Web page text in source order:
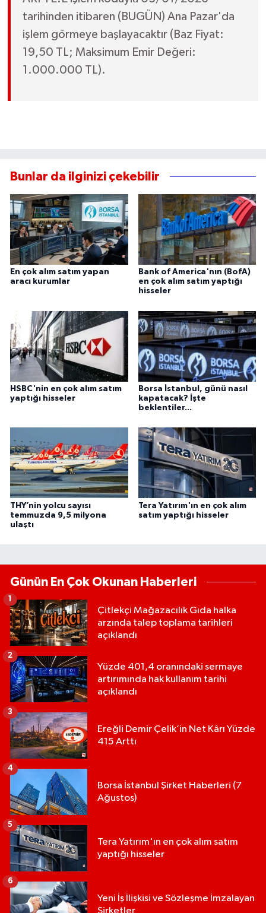
tarihinden itibaren (BUGÜN) Ana Pazar'da
işlem görmeye başlayacaktır (Baz Fiyat:
19,50 TL; Maksimum Emir Değeri:
1.000.000 TL).
Bunlar da ilginizi çekebilir
En çok alım satım yapan
aracı kurumlar
Bank of America'nın (BofA)
en çok alım satım yaptığı
hisseler
HSBC'nin en çok alım satım
yaptığı hisseler
Borsa İstanbul, günü nasıl
kapatacak? İşte
beklentiler...
THY’nin yolcu sayısı
temmuzda 9,5 milyona
ulaştı
Tera Yatırım'ın en çok alım
satım yaptığı hisseler
Günün En Çok Okunan Haberleri
Çitlekçi Mağazacılık Gıda halka
arzında talep toplama tarihleri
açıklandı
Yüzde 401,4 oranındaki sermaye
artırımında hak kullanım tarihi
açıklandı
2
Ereğli Demir Çelik’in Net Kârı Yüzde
415 Arttı
3
Borsa İstanbul Şirket Haberleri (7
Ağustos)
4
Tera Yatırım'ın en çok alım satım
yaptığı hisseler
5
Yeni İş İlişkisi ve Sözleşme İmzalayan
6